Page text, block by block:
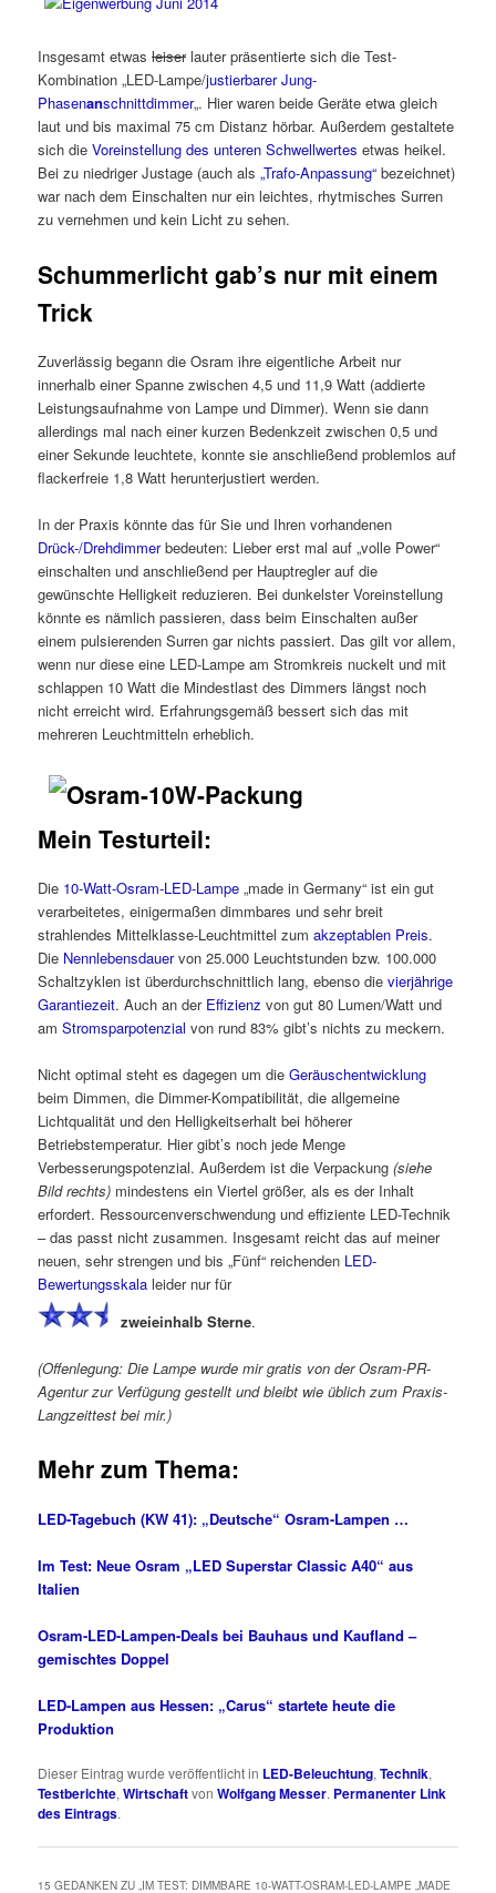
Insgesamt etwasleiserlauter präsentierte sich die Test-
Kombination „LED-Lampe/justierbarer Jung-
Phasenanschnittdimmer„. Hier waren beide Geräte etwa gleich
laut und bis maximal 75 cm Distanz hörbar. Außerdem gestaltete
sich dieVoreinstellung des unteren Schwellwertes etwas heikel.
Bei zu niedriger Justage (auch als„Trafo-Anpassung“ bezeichnet)
war nach dem Einschalten nur ein leichtes, rhytmisches Surren
zu vernehmen und kein Licht zu sehen.
Schummerlicht gab’s nur mit einem
Trick
Zuverlässig begann die Osram ihre eigentliche Arbeit nur
innerhalb einer Spanne zwischen 4,5 und 11,9 Watt (addierte
Leistungsaufnahme von Lampe und Dimmer). Wenn sie dann
allerdings mal nach einer kurzen Bedenkzeit zwischen 0,5 und
einer Sekunde leuchtete, konnte sie anschließend problemlos auf
flackerfreie 1,8 Watt herunterjustiert werden.
In der Praxis könnte das für Sie und Ihren vorhandenen
Drück-/Drehdimmerbedeuten: Lieber erst mal auf „volle Power“
einschalten und anschließend per Hauptregler auf die
gewünschte Helligkeit reduzieren. Bei dunkelster Voreinstellung
könnte es nämlich passieren, dass beim Einschalten außer
einem pulsierenden Surren gar nichts passiert. Das gilt vor allem,
wenn nur diese eine LED-Lampe am Stromkreis nuckelt und mit
schlappen 10 Watt die Mindestlast des Dimmers längst noch
nicht erreicht wird. Erfahrungsgemäß bessert sich das mit
mehreren Leuchtmitteln erheblich.
Mein Testurteil:
Die 10-Watt-Osram-LED-Lampe „made in Germany“ ist ein gut
verarbeitetes, einigermaßen dimmbares und sehr breit
strahlendes Mittelklasse-Leuchtmittel zumakzeptablen Preis.
Die Nennlebensdauervon 25.000 Leuchtstunden bzw. 100.000
Schaltzyklen ist überdurchschnittlich lang, ebenso dievierjährige
Garantiezeit. Auch an der Effizienz von gut 80 Lumen/Watt und
amStromsparpotenzial von rund 83% gibt’s nichts zu meckern.
Nicht optimal steht es dagegen um dieGeräuschentwicklung
beim Dimmen, die Dimmer-Kompatibilität, die allgemeine
Lichtqualität und den Helligkeitserhalt bei höherer
Betriebstemperatur. Hier gibt’s noch jede Menge
Verbesserungspotenzial. Außerdem ist die Verpackung(siehe
Bild rechts) mindestens ein Viertel größer, als es der Inhalt
erfordert. Ressourcenverschwendung und effiziente LED-Technik
– das passt nicht zusammen. Insgesamt reicht das auf meiner
neuen, sehr strengen und bis „Fünf“ reichenden LED-
Bewertungsskala leider nur für
zweieinhalb Sterne.
(Offenlegung: Die Lampe wurde mir gratis von der Osram-PR-
Agentur zur Verfügung gestellt und bleibt wie üblich zum Praxis-
Langzeittest bei mir.)
Mehr zum Thema:
LED-Tagebuch (KW 41): „Deutsche“ Osram-Lampen …
Im Test: Neue Osram „LED Superstar Classic A40“ aus
Italien
Osram-LED-Lampen-Deals bei Bauhaus und Kaufland –
gemischtes Doppel
LED-Lampen aus Hessen: „Carus“ startete heute die
Produktion
Dieser Eintrag wurde veröffentlicht in LED-Beleuchtung,Technik,
Testberichte,WirtschaftvonWolfgang Messer. Permanenter Link
des Eintrags.
15 GEDANKEN ZU „IM TEST: DIMMBARE 10-WATT-OSRAM-LED-LAMPE „MADE